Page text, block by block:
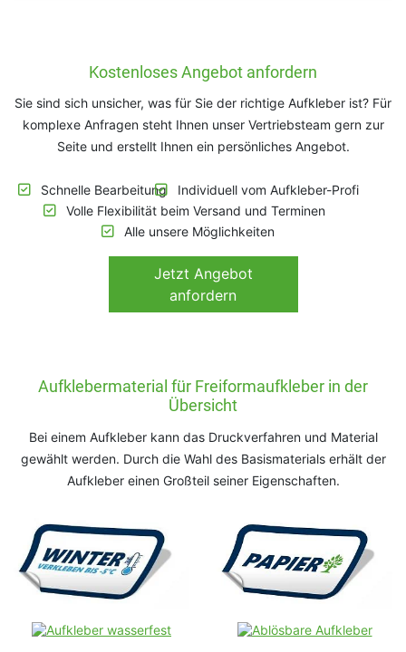
Kostenloses Angebot anfordern
Sie sind sich unsicher, was für Sie der richtige Aufkleber ist? Für
komplexe Anfragen steht Ihnen unser Vertriebsteam gern zur
Seite und erstellt Ihnen ein persönliches Angebot.
Schnelle Bearbeitung
Individuell vom Aufkleber-Profi
Volle Flexibilität beim Versand und Terminen
Alle unsere Möglichkeiten
Jetzt Angebot
anfordern
Aufklebermaterial für Freiformaufkleber in der
Übersicht
Bei einem Aufkleber kann das Druckverfahren und Material
gewählt werden. Durch die Wahl des Basismaterials erhält der
Aufkleber einen Großteil seiner Eigenschaften.